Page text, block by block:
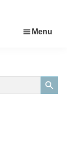
Menu
Search Button